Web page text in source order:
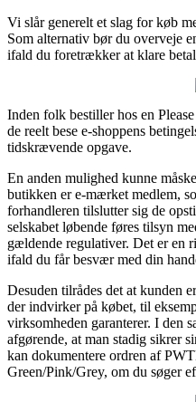
Vi slår generelt et slag for køb
Som alternativ bør du overveje
ifald du foretrækker at klare
Inden folk bestiller hos en
de reelt bese e-shoppens
tidskrævende opgave.
En anden mulighed kunne
butikken er e-mærket medlem,
forhandleren tilslutter sig de
selskabet løbende føres tilsyn
gældende regulativer. Det er en
ifald du får besvær med din
Desuden tilrådes det at kunden
der indvirker på købet, til
virksomheden garanterer. I den
afgørende, at man stadig sikrer
kan dokumentere ordren af
Green/Pink/Grey, om du søger